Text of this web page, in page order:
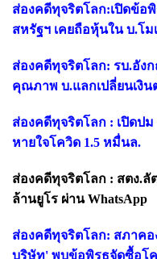
ส่องคดีทุจริตโลก:เปิดข้อ
สหรัฐฯ เคยถือหุ้นใน บ.โม
ส่องคดีทุจริตโลก: รบ.อัง
คุณภาพ บ.แลกเปลี่ยนเงิน
ส่องคดีทุจริตโลก : เปิดป
หายใจโควิด 1.5 หมื่นล.
ส่องคดีทุจริตโลก : สตง.ลั
ล้านยูโร ผ่าน WhatsApp
ส่องคดีทุจริตโลก: สภาคอ
บริษัท' พบข้อพิรุธจัดซื้อโ